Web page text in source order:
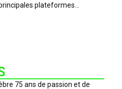
plateformes...
75 ans de passion et de